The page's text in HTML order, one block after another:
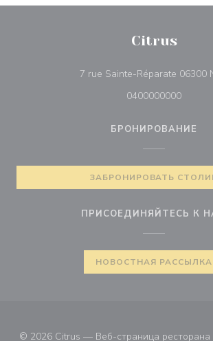
Citrus
7 rue Sainte-Réparate 06300
0400000000
БРОНИРОВАНИЕ
ЗАБРОНИРОВАТЬ
ПРИСОЕДИНЯЙТЕСЬ К
НОВОСТНАЯ РАССЫЛКА
© 2026 Citrus — Веб-страница ресторана